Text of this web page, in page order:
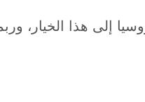
إلى هذا الخيار،